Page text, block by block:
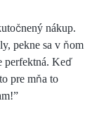
nákup.
pekne sa v ňom
perfektná. Keď
pre mňa to